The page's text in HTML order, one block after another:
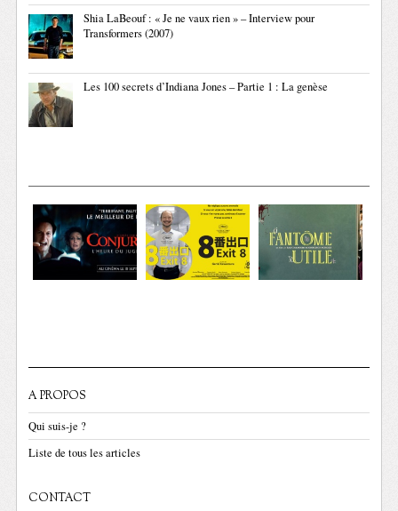
Shia LaBeouf : « Je ne vaux rien » – Interview pour
Transformers (2007)
Les 100 secrets d’Indiana Jones – Partie 1 : La genèse
A PROPOS
Qui suis-je ?
Liste de tous les articles
CONTACT